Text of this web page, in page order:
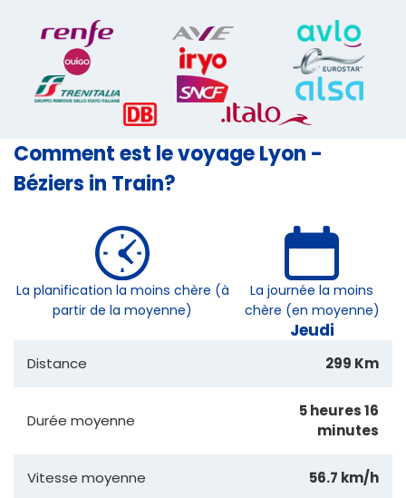
Comment est le voyage Lyon -
Béziers in Train?
La planification la moins chère (à
partir de la moyenne)
La journée la moins
chère (en moyenne)
Jeudi
Distance 299 Km
Durée moyenne
5 heures 16
minutes
Vitesse moyenne 56.7 km/h